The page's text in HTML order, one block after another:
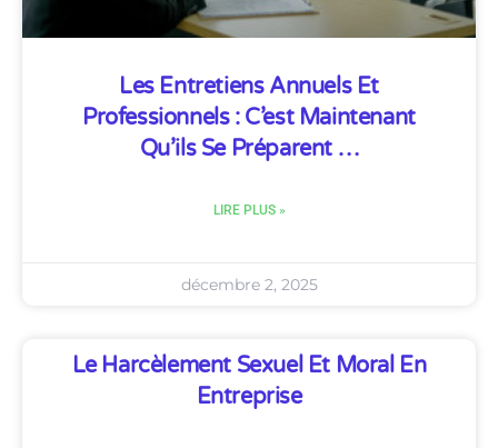
Les Entretiens Annuels Et
Professionnels : C’est Maintenant
Qu’ils Se Préparent …
LIRE PLUS »
décembre 2, 2025
Le Harcèlement Sexuel Et Moral En
Entreprise